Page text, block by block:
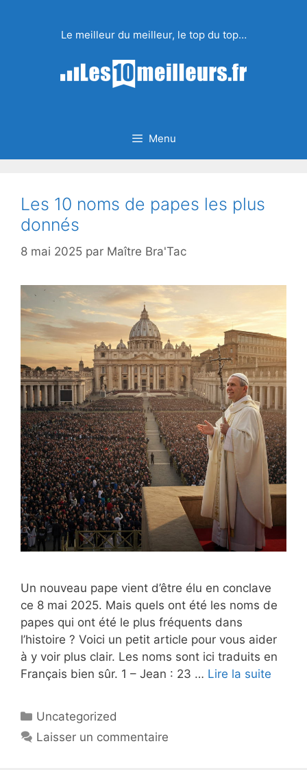
Le meilleur du meilleur, le top du top…
Menu
Les 10 noms de papes les plus
donnés
8 mai 2025 par Maître Bra'Tac
Un nouveau pape vient d’être élu en conclave
ce 8 mai 2025. Mais quels ont été les noms de
papes qui ont été le plus fréquents dans
l’histoire ? Voici un petit article pour vous aider
à y voir plus clair. Les noms sont ici traduits en
Français bien sûr. 1 – Jean : 23 … Lire la suite
Catégories
Uncategorized
Laisser un commentaire